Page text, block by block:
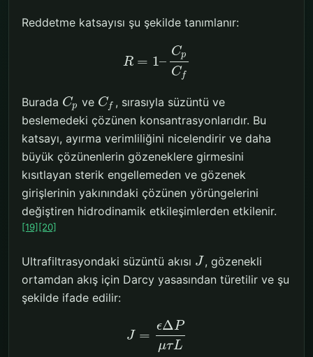
Reddetme katsayısı şu şekilde tanımlanır:
R = 1–
Cp
Cf
Burada Cp ve Cf , sırasıyla süzüntü ve
beslemedeki çözünen konsantrasyonlarıdır. Bu
katsayı, ayırma verimliliğini nicelendirir ve daha
büyük çözünenlerin gözeneklere girmesini
kısıtlayan sterik engellemeden ve gözenek
girişlerinin yakınındaki çözünen yörüngelerini
değiştiren hidrodinamik etkileşimlerden etkilenir.
[19] [20]
Ultrafiltrasyondaki süzüntü akısı J , gözenekli
ortamdan akış için Darcy yasasından türetilir ve şu
şekilde ifade edilir:
J =
ϵΔP
μτL